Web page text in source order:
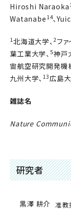
Hiroshi Naraoka
Watanabe 14、
1北海道大学、 2フ
葉工業大学、 5神戸
宙航空研究開発機
九州大学、 13広島大
雑誌名
Nature
研究者
黒澤 耕介 准教